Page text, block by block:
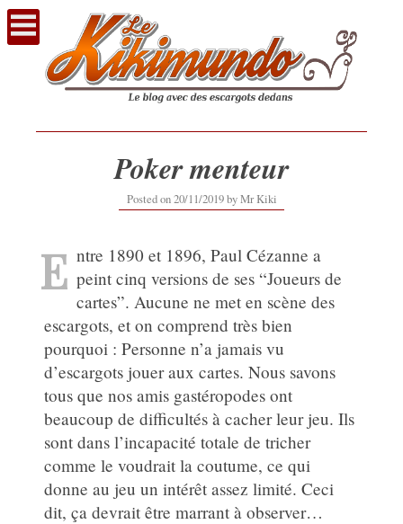
Voir
contenu
Poker menteur
Posted on20/11/201919/11/2019
byMr Kiki
E ntre 1890 et 1896, Paul Cézanne a
peint cinq versions de ses “Joueurs de
cartes”. Aucune ne met en scène des
escargots, et on comprend très bien
pourquoi : Personne n’a jamais vu
d’escargots jouer aux cartes. Nous savons
tous que nos amis gastéropodes ont
beaucoup de difficultés à cacher leur jeu. Ils
sont dans l’incapacité totale de tricher
comme le voudrait la coutume, ce qui
donne au jeu un intérêt assez limité. Ceci
dit, ça devrait être marrant à observer…